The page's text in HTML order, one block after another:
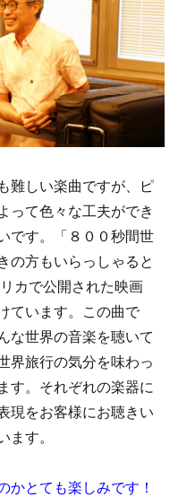
難しい楽曲ですが、ピ
って色々な工夫ができ
です。「８００秒間世
の方もいらっしゃると
カで公開された映画
ています。この曲で
な世界の音楽を聴いて
界旅行の気分を味わっ
す。それぞれの楽器に
現をお客様にお聴きい
ます。
とても楽しみです！